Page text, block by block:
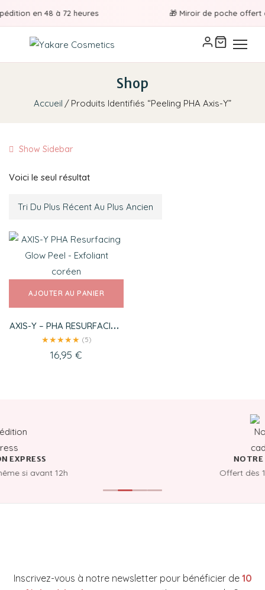
en 48 à 72 heures 🎁 Miroir de poche offert
Shop
Accueil Produits Identifiés “Peeling PHA Axis-Y”
Show Sidebar
Voici le seul résultat
AJOUTER AU PANIER
AXIS-Y – PHA RESURFACING
GLOW PEEL
★★★★★ (5)
16,95 €
EXPRESS
si avant 12h
NOTRE
Offert dès
Inscrivez-vous à notre newsletter pour bénéficier de 10